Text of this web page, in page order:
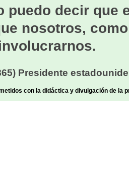
puedo decir que
nosotros,
Presidente
con la didáctica y divulgación de la